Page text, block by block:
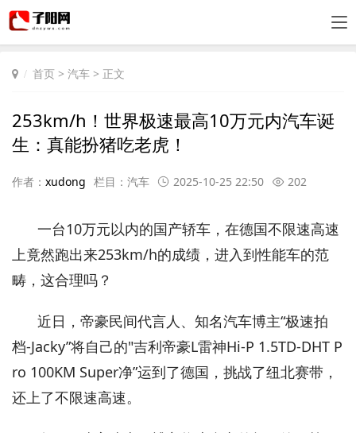
首页 > 汽车 > 正文
253km/h！世界极速最高10万元内汽车诞
生：真能扮猪吃老虎！
作者： xudong 栏目： 汽车 2025-10-25 22:50 202
一台10万元以内的国产轿车，在德国不限速高速
上竟然跑出来253km/h的成绩，进入到性能车的范
畴，这合理吗？
近日，帝豪民间代言人、知名汽车博主“极速拍
档-Jacky”将自己的"吉利帝豪L雷神Hi-P 1.5TD-DHT P
ro 100KM Super净”运到了德国，挑战了纽北赛带，
还上了不限速高速。